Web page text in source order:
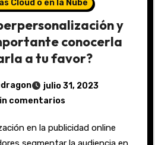
Cloud o en la Nube
y
conocerla
a tu favor?
julio 31, 2023
comentarios